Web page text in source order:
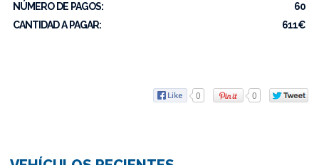
NÚMERO DE PAGOS:
60
CANTIDAD A PAGAR:
611€
0 0